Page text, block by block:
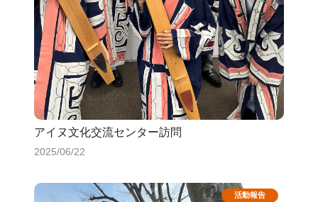
アイヌ文化交流センター訪問
2025/06/22